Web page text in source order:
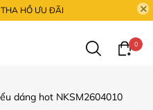
HỒ ƯU ĐÃI
0
dáng hot NKSM2604010